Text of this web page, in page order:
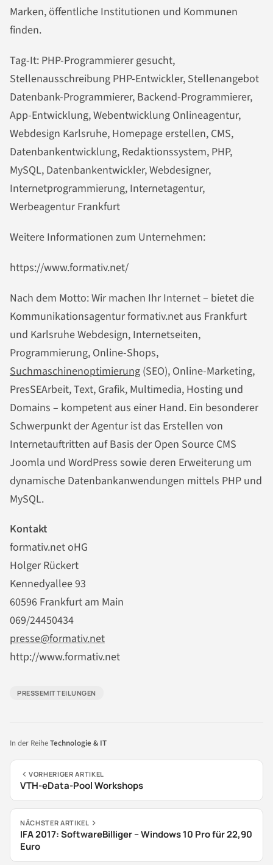
Marken, öffentliche Institutionen und Kommunen
finden.
Tag-It: PHP-Programmierer gesucht,
Stellenausschreibung PHP-Entwickler, Stellenangebot
Datenbank-Programmierer, Backend-Programmierer,
App-Entwicklung, Webentwicklung Onlineagentur,
Webdesign Karlsruhe, Homepage erstellen, CMS,
Datenbankentwicklung, Redaktionssystem, PHP,
MySQL, Datenbankentwickler, Webdesigner,
Internetprogrammierung, Internetagentur,
Werbeagentur Frankfurt
Weitere Informationen zum Unternehmen:
https://www.formativ.net/
Nach dem Motto: Wir machen Ihr Internet – bietet die
Kommunikationsagentur formativ.net aus Frankfurt
und Karlsruhe Webdesign, Internetseiten,
Programmierung, Online-Shops,
Suchmaschinenoptimierung (SEO), Online-Marketing,
PresSEArbeit, Text, Grafik, Multimedia, Hosting und
Domains – kompetent aus einer Hand. Ein besonderer
Schwerpunkt der Agentur ist das Erstellen von
Internetauftritten auf Basis der Open Source CMS
Joomla und WordPress sowie deren Erweiterung um
dynamische Datenbankanwendungen mittels PHP und
MySQL.
Kontakt
formativ.net oHG
Holger Rückert
Kennedyallee 93
60596 Frankfurt am Main
069/24450434
presse@formativ.net
http://www.formativ.net
PRESSEMITTEILUNGEN
In der ReiheTechnologie & IT
VORHERIGER ARTIKEL
VTH-eData-Pool Workshops
NÄCHSTER ARTIKEL
IFA 2017: SoftwareBilliger – Windows 10 Pro für 22,90
Euro